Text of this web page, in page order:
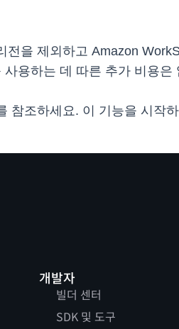
을 제외하고 Amazon
용하는 데 따른 추가 비용은
참조하세요. 이 기능을 시작
개발자
빌더 센터
SDK 및 도구